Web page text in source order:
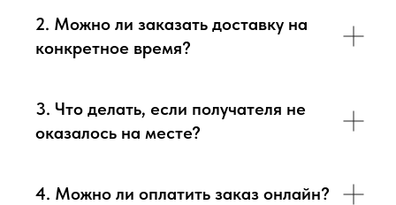
2. Можно ли заказать доставку на
конкретное время?
3. Что делать, если получателя не
оказалось на месте?
4. Можно ли оплатить заказ онлайн?